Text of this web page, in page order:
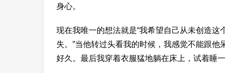
身心。
现在我唯一的想法就是“我希望自己从未创造
失。”当他转过头看我的时候，我感觉不能跟
好久。最后我穿着衣服猛地躺在床上，试着睡